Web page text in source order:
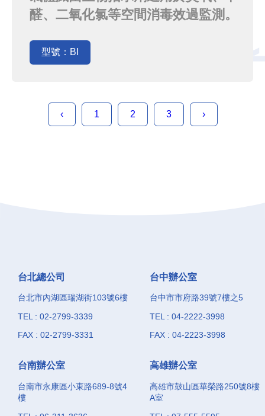
醛、二氧化氯等空間消毒效過監測。
球菌8032及萎縮芽孢桿菌ATCC9372
為指示微生物的生物指示劑，廣泛應
型號：BI
‹ 1 2 3 ›
台北總公司
台北市內湖區瑞湖街103號6樓
TEL : 02-2799-3339
FAX : 02-2799-3331
台中辦公室
台中市市府路39號7樓之5
TEL : 04-2222-3998
FAX : 04-2223-3998
台南辦公室
台南市永康區小東路689-8號4
樓
高雄辦公室
高雄市鼓山區華榮路250號8樓
A室